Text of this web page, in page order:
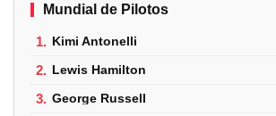
Mundial de Pilotos
1. Kimi Antonelli
2. Lewis Hamilton
3. George Russell